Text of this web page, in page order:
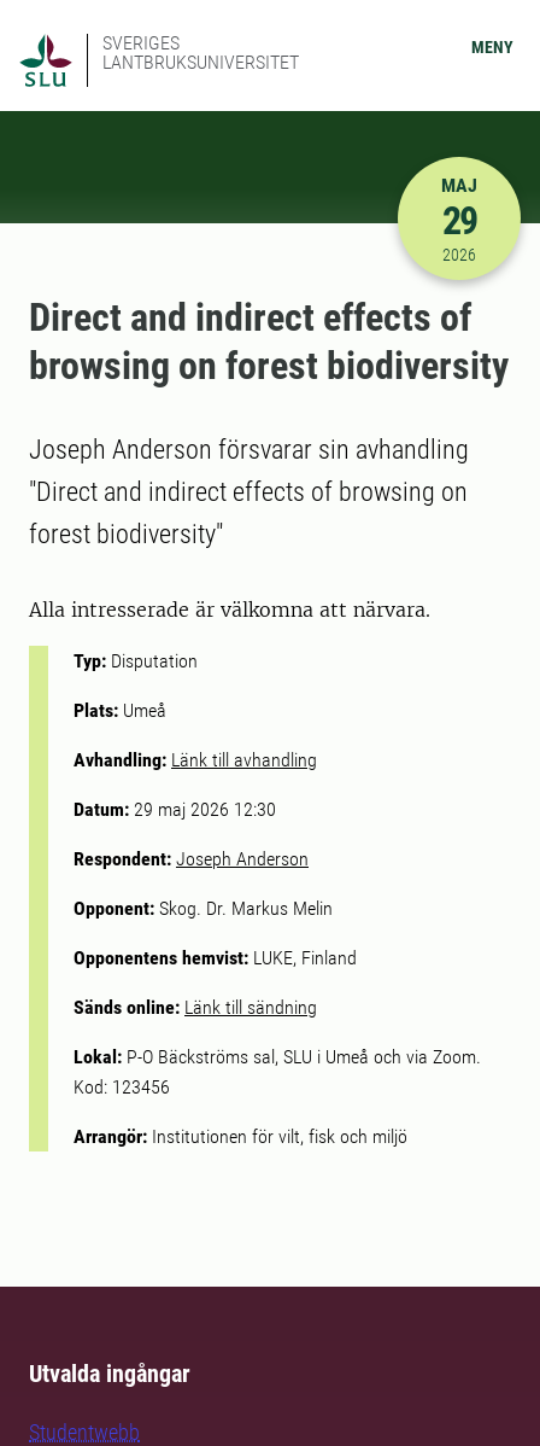
SVERIGES
LANTBRUKSUNIVERSITET
MENY
2026-05-
MAJ
29
2026
Direct and indirect effects of
browsing on forest biodiversity
Joseph Anderson försvarar sin avhandling
"Direct and indirect effects of browsing on
forest biodiversity"
Alla intresserade är välkomna att närvara.
Typ: Disputation
Plats: Umeå
Avhandling: Länk till avhandling
Datum: 29 maj 2026 12:30
Respondent: Joseph Anderson
Opponent: Skog. Dr. Markus Melin
Opponentens hemvist: LUKE, Finland
Sänds online: Länk till sändning
Lokal: P-O Bäckströms sal, SLU i Umeå och via Zoom.
Kod: 123456
Arrangör: Institutionen för vilt, fisk och miljö
Utvalda ingångar
Studentwebb